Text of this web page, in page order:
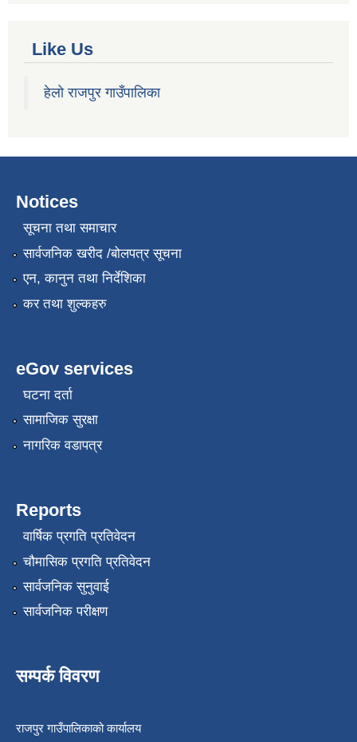
Like Us
हेलो राजपुर गाउँपालिका
Notices
सूचना तथा समाचार
सार्वजनिक खरीद /बोलपत्र सूचना
एन, कानुन तथा निर्देशिका
कर तथा शुल्कहरु
eGov services
घटना दर्ता
सामाजिक सुरक्षा
नागरिक वडापत्र
Reports
वार्षिक प्रगति प्रतिवेदन
चौमासिक प्रगति प्रतिवेदन
सार्वजनिक सुनुवाई
सार्वजनिक परीक्षण
सम्पर्क विवरण
राजपुर गाउँपालिकाको कार्यालय